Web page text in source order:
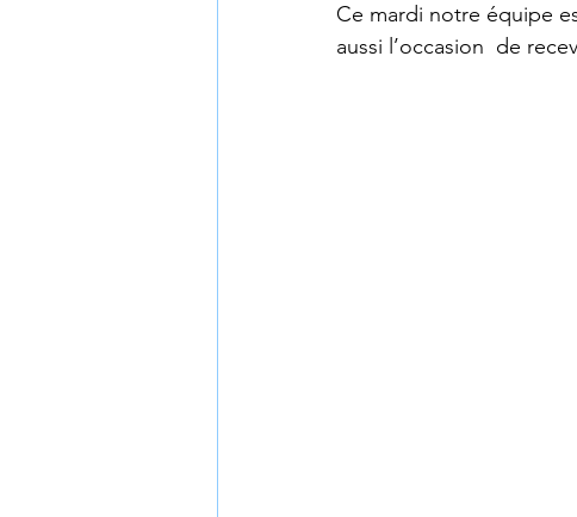
Info interne collaborateurs
Ce mardi notre équipe
aussi l’occasion  de